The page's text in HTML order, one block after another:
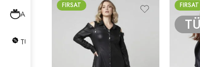
FIRSAT FIRSAT
AKSESUARLAR
TÜM ÜRÜNLER